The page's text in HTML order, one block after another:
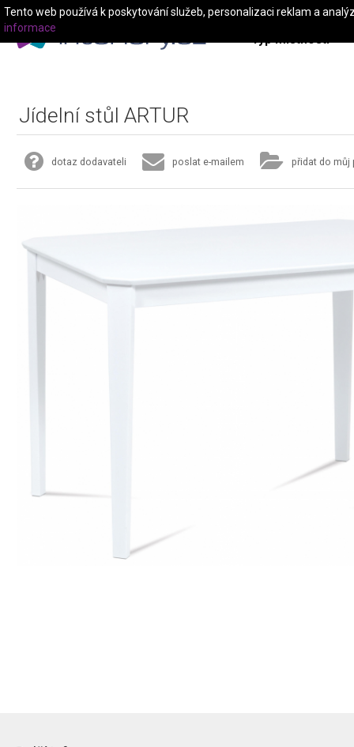
Typ místnosti
Jídelní stůl ARTUR
dotaz dodavateli poslat e-mailem přidat do můj
Tento web používá k poskytování služeb, personalizaci reklam a
informace